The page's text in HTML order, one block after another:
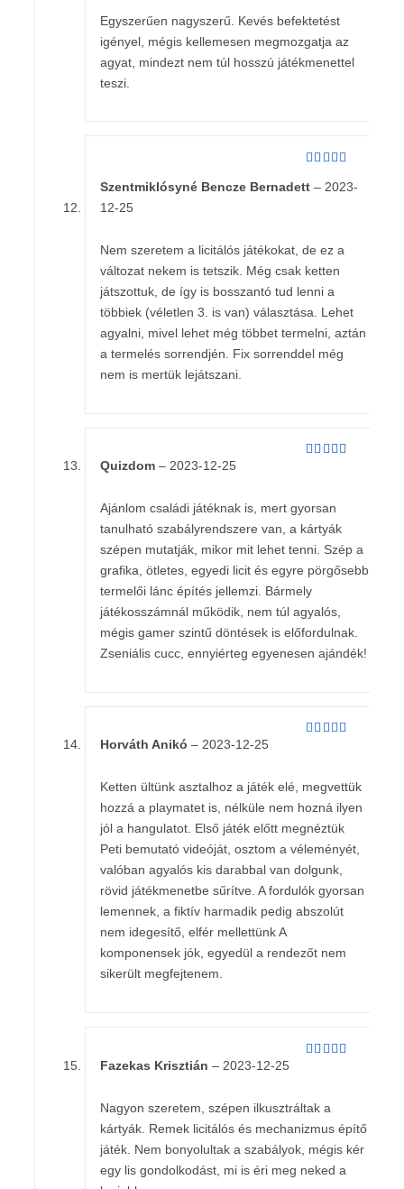
Egyszerűen nagyszerű. Kevés befektetést
igényel, mégis kellemesen megmozgatja az
agyat, mindezt nem túl hosszú játékmenettel
teszi.
/ 5
Szentmiklósyné Bencze Bernadett– 2023-
12-25
Nem szeretem a licitálós játékokat, de ez a
változat nekem is tetszik. Még csak ketten
játszottuk, de így is bosszantó tud lenni a
többiek (véletlen 3. is van) választása. Lehet
agyalni, mivel lehet még többet termelni, aztán
a termelés sorrendjén. Fix sorrenddel még
nem is mertük lejátszani.
Quizdom– 2023-12-25
Ajánlom családi játéknak is, mert gyorsan
tanulható szabályrendszere van, a kártyák
szépen mutatják, mikor mit lehet tenni. Szép a
grafika, ötletes, egyedi licit és egyre pörgősebb
termelői lánc építés jellemzi. Bármely
játékosszámnál működik, nem túl agyalós,
mégis gamer szintű döntések is előfordulnak.
Zseniális cucc, ennyiérteg egyenesen ajándék!
Horváth Anikó– 2023-12-25
Ketten ültünk asztalhoz a játék elé, megvettük
hozzá a playmatet is, nélküle nem hozná ilyen
jól a hangulatot. Első játék előtt megnéztük
Peti bemutató videóját, osztom a véleményét,
valóban agyalós kis darabbal van dolgunk,
rövid játékmenetbe sűrítve. A fordulók gyorsan
lemennek, a fiktív harmadik pedig abszolút
nem idegesítő, elfér mellettünk A
komponensek jók, egyedül a rendezőt nem
sikerült megfejtenem.
Fazekas Krisztián– 2023-12-25
Nagyon szeretem, szépen ilkusztráltak a
kártyák. Remek licitálós és mechanizmus építő
játék. Nem bonyolultak a szabályok, mégis kér
egy lis gondolkodást, mi is éri meg neked a